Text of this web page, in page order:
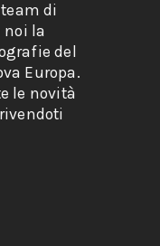
di
noi la
del
Europa.
le novità